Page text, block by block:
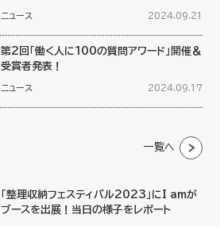
ニュース 2024.09.21
第2回「働く人に100の質問アワード」開催＆
受賞者発表！
ニュース 2024.09.17
一覧へ
「整理収納フェスティバル2023」にI amが
ブースを出展！当日の様子をレポート